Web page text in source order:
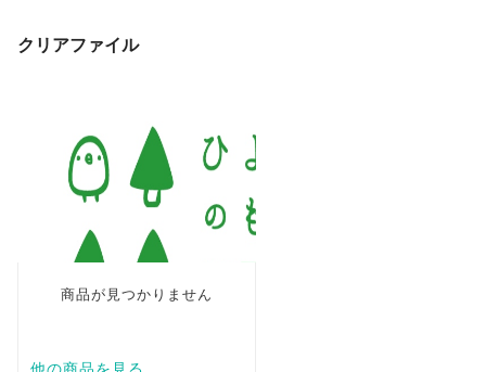
クリアファイル